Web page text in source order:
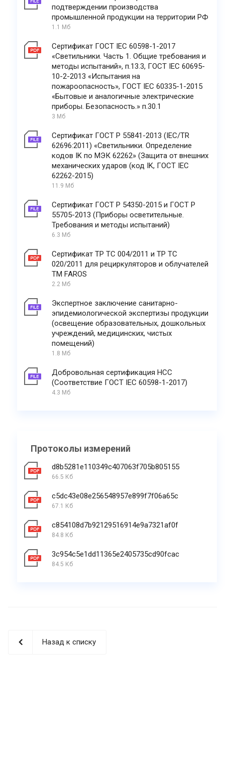
подтверждении производства
промышленной продукции на территории РФ
1.1 Мб
Сертификат ГОСТ IEC 60598-1-2017
«Светильники. Часть 1. Общие требования и
методы испытаний», п.13.3, ГОСТ IEC 60695-
10-2-2013 «Испытания на
пожароопасность», ГОСТ IEC 60335-1-2015
«Бытовые и аналогичные электрические
приборы. Безопасность.» п.30.1
3 Мб
Сертификат ГОСТ Р 55841-2013 (IEC/TR
62696:2011) «Светильники. Определение
кодов IK по МЭК 62262» (Защита от внешних
механических ударов (код IK, ГОСТ IEC
62262-2015)
11.9 Мб
Сертификат ГОСТ Р 54350-2015 и ГОСТ Р
55705-2013 (Приборы осветительные.
Требования и методы испытаний)
6.3 Мб
Сертификат ТР ТС 004/2011 и ТР ТС
020/2011 для рециркуляторов и облучателей
ТМ FAROS
2.2 Мб
Экспертное заключение санитарно-
эпидемиологической экспертизы продукции
(освещение образовательных, дошкольных
учреждений, медицинских, чистых
помещений)
1.8 Мб
Добровольная сертификация НСС
(Соответствие ГОСТ IEC 60598-1-2017)
4.3 Мб
Протоколы измерений
d8b5281e110349c407063f705b805155
66.5 Кб
c5dc43e08e256548957e899f7f06a65c
67.1 Кб
c854108d7b92129516914e9a7321af0f
84.8 Кб
3c954c5e1dd11365e2405735cd90fcac
84.5 Кб
Назад к списку